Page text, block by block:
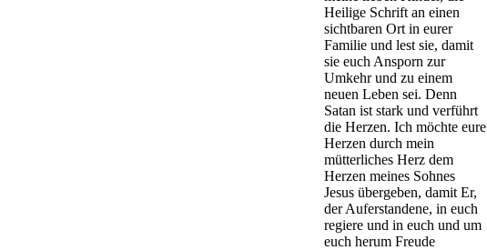
Heilige Schrift an einen
sichtbaren Ort in eurer
Familie und lest sie, damit
sie euch Ansporn zur
Umkehr und zu einem
neuen Leben sei. Denn
Satan ist stark und verführt
die Herzen. Ich möchte eure
Herzen durch mein
mütterliches Herz dem
Herzen meines Sohnes
Jesus übergeben, damit Er,
der Auferstandene, in euch
regiere und in euch und um
euch herum Freude